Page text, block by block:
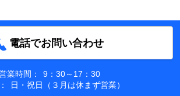
電話でお問い合わせ
業時間：
9：30～17：30
日・祝日（３月は休まず営業）